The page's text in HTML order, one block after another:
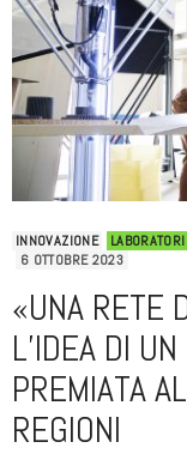
INNOVAZIONE
6 OTTOBRE 2023
«UNA RETE
L’IDEA DI
PREMIATA
REGIONI